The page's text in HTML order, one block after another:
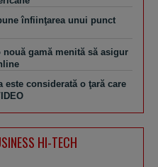
înfiinţarea unui punct
gamă menită să asigur
este considerată o ţară care
HI-TECH